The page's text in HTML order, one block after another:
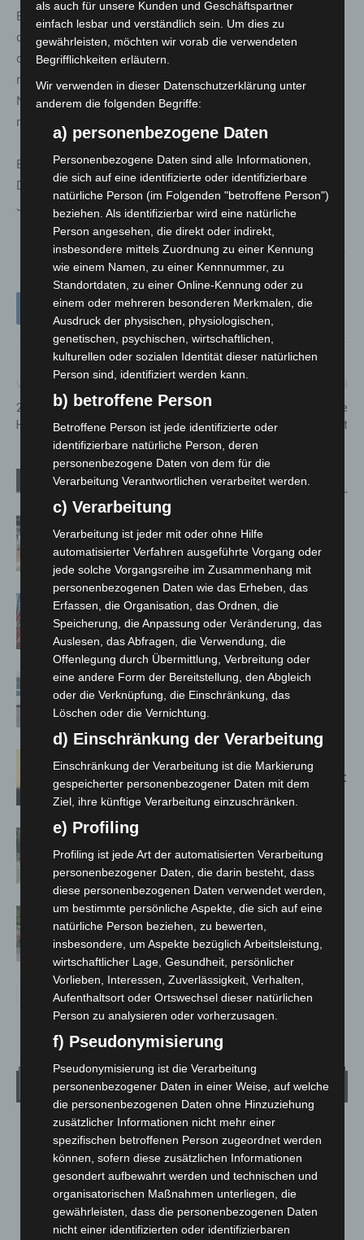
Ein zentrales Thema des Abends war zudem die Zukunft
der Feuerwehrstandorte in der Stadt Garbsen. Vertreter
der Verwaltung informierten über geplante Investitionen,
neue Fahrzeuge sowie die Prüfung der Gerätehäuser.
Neubauten werden sich jedoch voraussichtlich noch
mehrere Jahre hinziehen.
Ein besonderes Highlight steht am 20. Juni 2026 an:
Dann feiert die Feuerwehr Meyenfeld ihr 100 jähriges
Jubiläum auf dem Hof Bothe.
2026: März-Termine in den
Herrenhäuser Gärten
Onkologische Interdisziplinäre
Ambulanz MHH eröffnet
Verwandte Artikel Mehr vom Autor
Susann Mehring zeigt ihre Werke im
Jacques’ Wein-Depot Isernhagen
A2: Zweite Turbobaustelle startet
zwischen Hannover-West und
Bothfeld
Niedersachsen: Feuerwehrkräfte
kehren nach Waldbrandeinsatz aus
Spanien zurück
Hannover: Erste Tigermücken-
Population in Niedersachsen entdeckt
Brand im „Haus der Begegnung“ in
Neuwarmbüchen schnell eingedämmt
Region Hannover: 21 neue
Notfallsanitäter starten beim Roten
Kreuz
Wetter
LANGENHAGEN
Bedeckt
14.8°C 15°
13.8°
als auch für unsere Kunden und Geschäftspartner
einfach lesbar und verständlich sein. Um dies zu
gewährleisten, möchten wir vorab die verwendeten
Begrifflichkeiten erläutern.
Wir verwenden in dieser Datenschutzerklärung unter
anderem die folgenden Begriffe:
a) personenbezogene Daten
Personenbezogene Daten sind alle Informationen,
die sich auf eine identifizierte oder identifizierbare
natürliche Person (im Folgenden "betroffene Person")
beziehen. Als identifizierbar wird eine natürliche
Person angesehen, die direkt oder indirekt,
insbesondere mittels Zuordnung zu einer Kennung
wie einem Namen, zu einer Kennnummer, zu
Standortdaten, zu einer Online-Kennung oder zu
einem oder mehreren besonderen Merkmalen, die
Ausdruck der physischen, physiologischen,
genetischen, psychischen, wirtschaftlichen,
kulturellen oder sozialen Identität dieser natürlichen
Person sind, identifiziert werden kann.
b) betroffene Person
Betroffene Person ist jede identifizierte oder
identifizierbare natürliche Person, deren
personenbezogene Daten von dem für die
Verarbeitung Verantwortlichen verarbeitet werden.
c) Verarbeitung
Verarbeitung ist jeder mit oder ohne Hilfe
automatisierter Verfahren ausgeführte Vorgang oder
jede solche Vorgangsreihe im Zusammenhang mit
personenbezogenen Daten wie das Erheben, das
Erfassen, die Organisation, das Ordnen, die
Speicherung, die Anpassung oder Veränderung, das
Auslesen, das Abfragen, die Verwendung, die
Offenlegung durch Übermittlung, Verbreitung oder
eine andere Form der Bereitstellung, den Abgleich
oder die Verknüpfung, die Einschränkung, das
Löschen oder die Vernichtung.
d) Einschränkung der Verarbeitung
Einschränkung der Verarbeitung ist die Markierung
gespeicherter personenbezogener Daten mit dem
Ziel, ihre künftige Verarbeitung einzuschränken.
e) Profiling
Profiling ist jede Art der automatisierten Verarbeitung
personenbezogener Daten, die darin besteht, dass
diese personenbezogenen Daten verwendet werden,
um bestimmte persönliche Aspekte, die sich auf eine
natürliche Person beziehen, zu bewerten,
insbesondere, um Aspekte bezüglich Arbeitsleistung,
wirtschaftlicher Lage, Gesundheit, persönlicher
Vorlieben, Interessen, Zuverlässigkeit, Verhalten,
Aufenthaltsort oder Ortswechsel dieser natürlichen
Person zu analysieren oder vorherzusagen.
f) Pseudonymisierung
Pseudonymisierung ist die Verarbeitung
personenbezogener Daten in einer Weise, auf welche
die personenbezogenen Daten ohne Hinzuziehung
zusätzlicher Informationen nicht mehr einer
spezifischen betroffenen Person zugeordnet werden
können, sofern diese zusätzlichen Informationen
gesondert aufbewahrt werden und technischen und
organisatorischen Maßnahmen unterliegen, die
gewährleisten, dass die personenbezogenen Daten
nicht einer identifizierten oder identifizierbaren